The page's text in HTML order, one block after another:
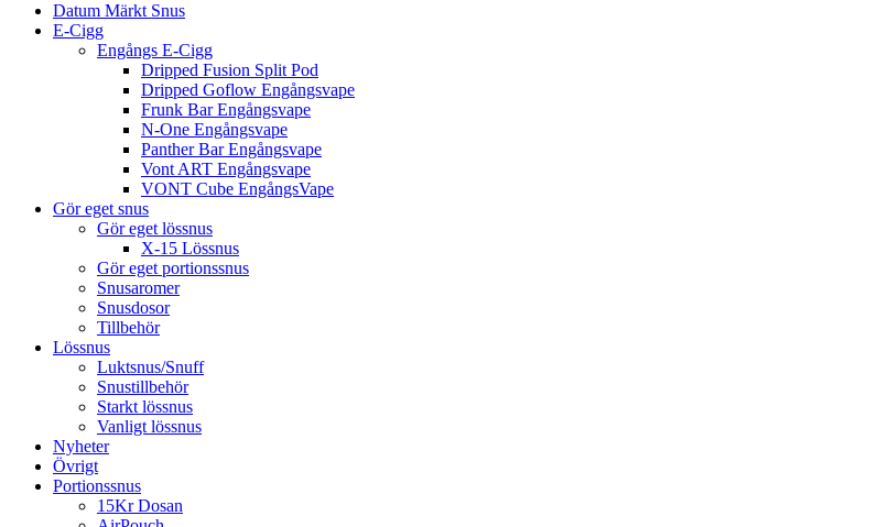
Datum Märkt Snus
E-Cigg
Engångs E-Cigg
Dripped Fusion Split Pod
Dripped Goflow Engångsvape
Frunk Bar Engångsvape
N-One Engångsvape
Panther Bar Engångsvape
Vont ART Engångsvape
VONT Cube EngångsVape
Gör eget snus
Gör eget lössnus
X-15 Lössnus
Gör eget portionssnus
Snusaromer
Snusdosor
Tillbehör
Lössnus
Luktsnus/Snuff
Snustillbehör
Starkt lössnus
Vanligt lössnus
Nyheter
Övrigt
Portionssnus
15Kr Dosan